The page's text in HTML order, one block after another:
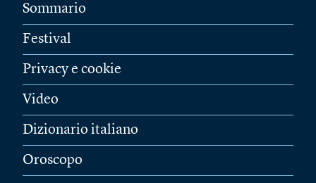
Sommario
Festival
Privacy e cookie
Video
Dizionario italiano
Oroscopo